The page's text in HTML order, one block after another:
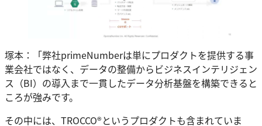
塚本：「弊社primeNumberは単にプロダクトを提供する事
業会社ではなく、データの整備からビジネスインテリジェン
ス（BI）の導入まで一貫したデータ分析基盤を構築できると
ころが強みです。
その中には、TROCCO®というプロダクトも含まれていま